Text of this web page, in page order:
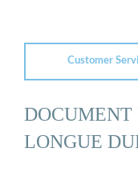
Customer
DOCUMENT
LONGUE